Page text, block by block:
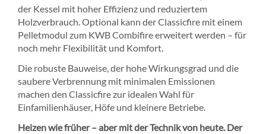
der Kessel mit hoher Effizienz und reduziertem
Holzverbrauch. Optional kann der Classicfire mit einem
Pelletmodul zum KWB Combifire erweitert werden – für
noch mehr Flexibilität und Komfort.
Die robuste Bauweise, der hohe Wirkungsgrad und die
saubere Verbrennung mit minimalen Emissionen
machen den Classicfire zur idealen Wahl für
Einfamilienhäuser, Höfe und kleinere Betriebe.
Heizen wie früher – aber mit der Technik von heute. Der